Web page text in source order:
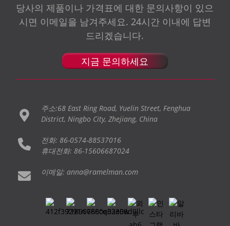
당사의 제품이나 가격표에 대한 문의사항이 있으
시면 이메일을 남겨주세요. 24시간 이내에 답변
드리겠습니다.
지금 문의하세요
주소:68 East Ring Road, Yuelin Street, Fenghua
District, Ningbo City, Zhejiang, China
전화: 86-0574-88537016
휴대전화: 86-15606687024
이메일: anna@ramelman.com